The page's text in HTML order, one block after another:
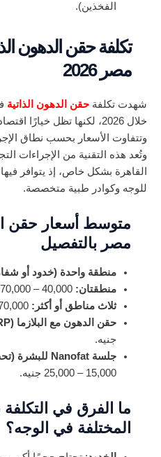
الفخذين).
تكلفة حقن الدهون
مصر 2026
شهدت تكلفة حقن الدهون الذاتية
خلال 2026، لكنها تظل خيارًا
وتتفاوت الأسعار بحسب نطاق
وتُعد هذه التقنية من الإجراءات
القاهرة بشكل خاص، إذ يتوافر
للوجه وكوادر طبية متخصصة.
متوسط أسعار حقن
مصر بالتفصيل
منطقة واحدة (خدود أو
منطقتان:
ثلاث مناطق أو أكثر:
حقن الدهون مع البلازما (PRP):
جنيه.
جلسة Nanofat للبشرة (تحت العين، تجاعيد سطحية)
15,000 – 25,000 جنيه.
ما الفرق في
المختلفة في الوجه؟